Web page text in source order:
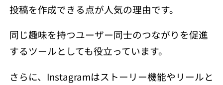
投稿を作成できる点が人気の理由です。
同じ趣味を持つユーザー同士のつながりを促進
するツールとしても役立っています。
さらに、Instagramはストーリー機能やリールと